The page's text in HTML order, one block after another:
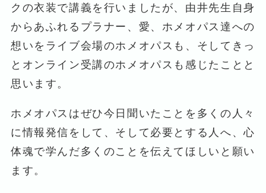
クの衣装で講義を行いましたが、由井先生自身
からあふれるプラナー、愛、ホメオパス達への
想いをライブ会場のホメオパスも、そしてきっ
とオンライン受講のホメオパスも感じたことと
思います。
ホメオパスはぜひ今日聞いたことを多くの人々
に情報発信をして、そして必要とする人へ、心
体魂で学んだ多くのことを伝えてほしいと願い
ます。